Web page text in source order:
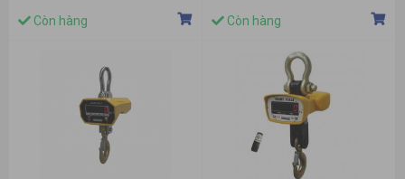
Còn hàng Còn hàng